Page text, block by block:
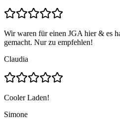
Wir waren für einen JGA hier & es
gemacht. Nur zu empfehlen!
Claudia
Cooler Laden!
Simone